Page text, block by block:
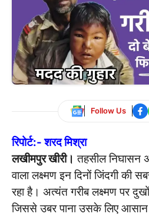
Follow Us
रिपोर्ट:- शरद मिश्रा
लखीमपुर खीरी। तहसील निघासन
वाला लक्ष्मण इन दिनों जिंदगी की
रहा है। अत्यंत गरीब लक्ष्मण पर
जिससे उबर पाना उसके लिए आसान